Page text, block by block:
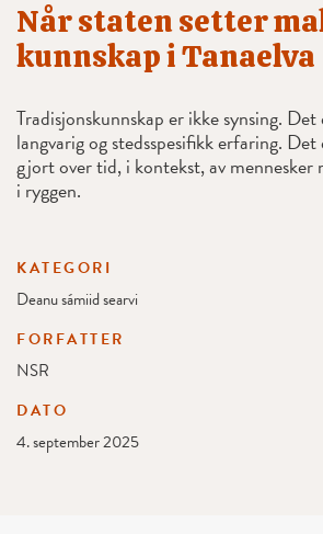
Når staten setter
kunnskap i Tanaelva
Tradisjonskunnskap er ikke synsing.
langvarig og stedsspesifikk erfaring. Det
gjort over tid, i kontekst, av mennesker
i ryggen.
KATEGORI
Deanu sámiid searvi
FORFATTER
NSR
DATO
4. september 2025